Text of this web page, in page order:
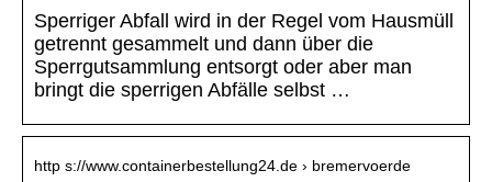
Sperriger Abfall wird in der Regel vom Hausmüll
getrennt gesammelt und dann über die
Sperrgutsammlung entsorgt oder aber man
bringt die sperrigen Abfälle selbst …
http s://www.containerbestellung24.de › bremervoerde